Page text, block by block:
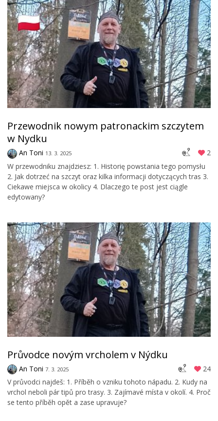
Przewodnik nowym patronackim szczytem
w Nydku
An Toni 13. 3. 2025
2
W przewodniku znajdziesz: 1. Historię powstania tego pomysłu
2. Jak dotrzeć na szczyt oraz kilka informacji dotyczących tras 3.
Ciekawe miejsca w okolicy 4. Dlaczego te post jest ciągle
edytowany?
Průvodce novým vrcholem v Nýdku
An Toni 7. 3. 2025
24
V průvodci najdeš: 1. Příběh o vzniku tohoto nápadu. 2. Kudy na
vrchol neboli pár tipů pro trasy. 3. Zajímavé místa v okolí. 4. Proč
se tento příběh opět a zase upravuje?